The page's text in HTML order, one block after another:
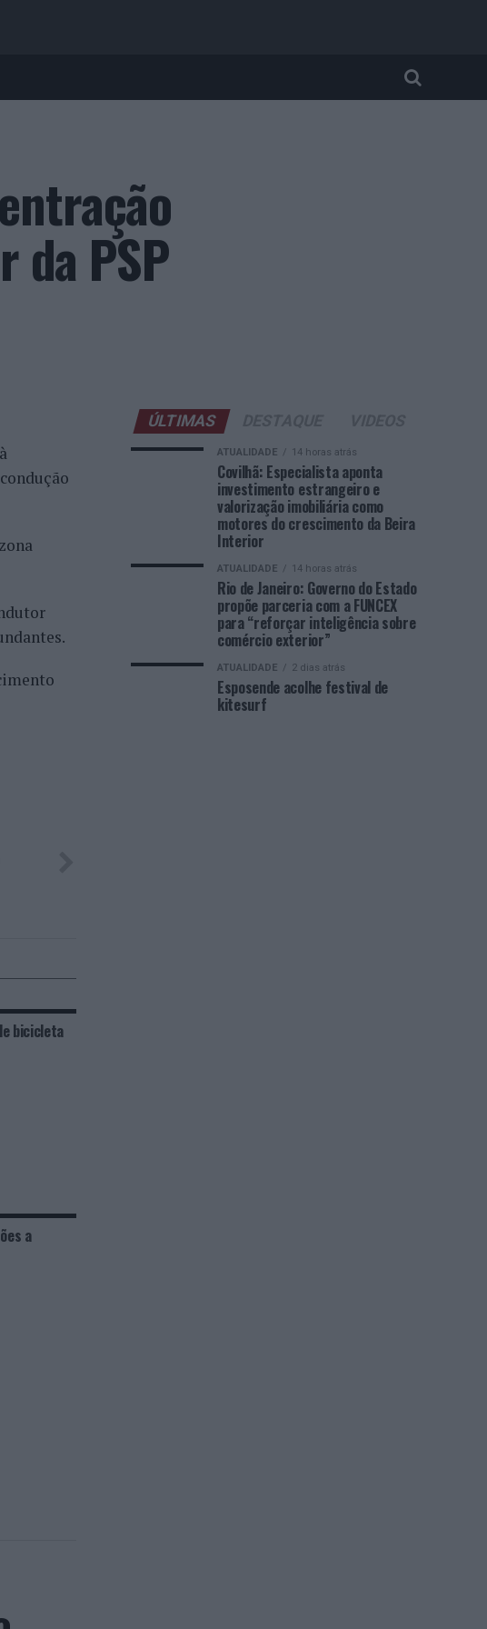
da PSP
bicicleta
a
ÚLTIMAS
ATUALIDADE 14 horas atrás
Covilhã: Especialista aponta
investimento estrangeiro e
valorização imobiliária como
motores do crescimento da Beira
Interior
ATUALIDADE 14 horas atrás
Rio de Janeiro: Governo do Estado
propõe parceria com a FUNCEX
para “reforçar inteligência sobre
comércio exterior”
ATUALIDADE 2 dias atrás
Esposende acolhe festival de
kitesurf